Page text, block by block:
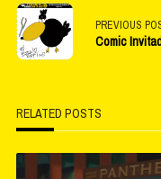
<span
class="nav-
subtitle
screen-
PREVIOUS
Comic
RELATED POSTS